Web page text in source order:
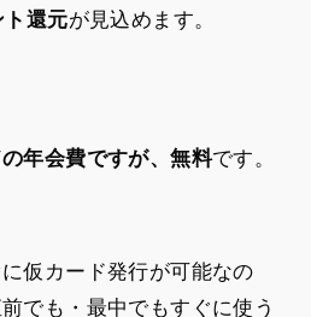
ト還元が見込めます。
年会費ですが、無料です。
仮カード発行が可能なの
でも・最中でもすぐに使う